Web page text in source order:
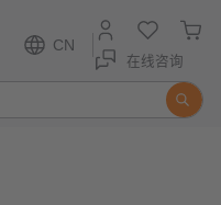
CN
在线咨询